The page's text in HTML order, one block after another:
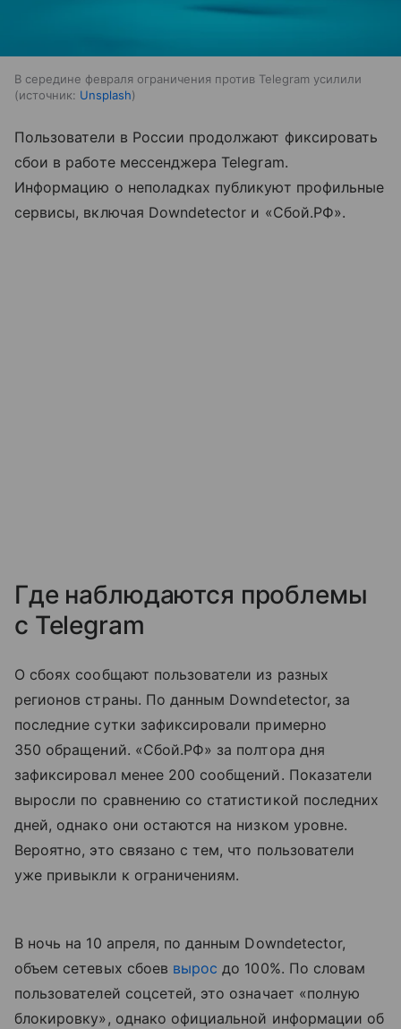
В середине февраля ограничения против Telegram усилили
источник: Unsplash
Пользователи в России продолжают фиксировать
сбои в работе мессенджера Telegram.
Информацию о неполадках публикуют профильные
сервисы, включая Downdetector и «Сбой.РФ».
Где наблюдаются проблемы
с Telegram
О сбоях сообщают пользователи из разных
регионов страны. По данным Downdetector, за
последние сутки зафиксировали примерно
350 обращений. «Сбой.РФ» за полтора дня
зафиксировал менее 200 сообщений. Показатели
выросли по сравнению со статистикой последних
дней, однако они остаются на низком уровне.
Вероятно, это связано с тем, что пользователи
уже привыкли к ограничениям.
В ночь на 10 апреля, по данным Downdetector,
объем сетевых сбоев вырос до 100%. По словам
пользователей соцсетей, это означает «полную
блокировку», однако официальной информации об